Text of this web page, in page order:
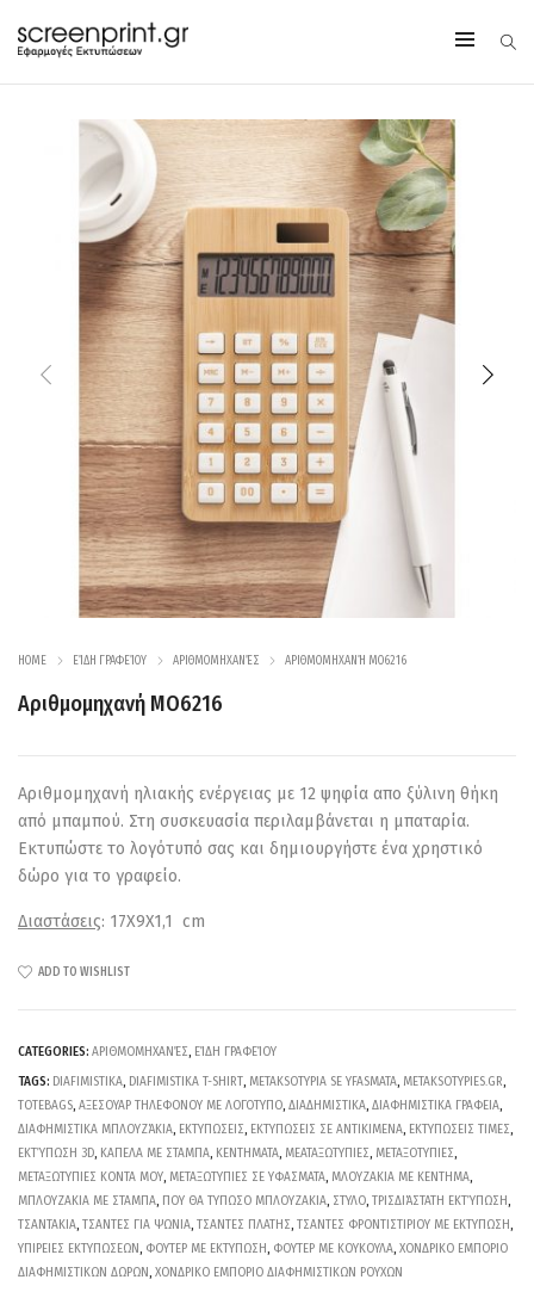
HOME ΕΊΔΗ ΓΡΑΦΕΊΟΥ ΑΡΙΘΜΟΜΗΧΑΝΈΣ ΑΡΙΘΜΟΜΗΧΑΝΉ MO6216
Αριθμομηχανή MO6216
Αριθμομηχανή ηλιακής ενέργειας με 12 ψηφία απο ξύλινη θήκη
από μπαμπού. Στη συσκευασία περιλαμβάνεται η μπαταρία.
Εκτυπώστε το λογότυπό σας και δημιουργήστε ένα χρηστικό
δώρο για το γραφείο.
Διαστάσεις: 17X9X1,1 cm
ADD TO WISHLIST
CATEGORIES: ΑΡΙΘΜΟΜΗΧΑΝΈΣ, ΕΊΔΗ ΓΡΑΦΕΊΟΥ
TAGS: DIAFIMISTIKA, DIAFIMISTIKA T-SHIRT, METAKSOTYPIA SE YFASMATA, METAKSOTYPIES.GR,
TOTEBAGS, ΑΞΕΣΟΥΑΡ ΤΗΛΕΦΟΝΟΥ ΜΕ ΛΟΓΟΤΥΠΟ, ΔΙΑΔΗΜΙΣΤΙΚΑ, ΔΙΑΦΗΜΙΣΤΙΚΑ ΓΡΑΦΕΙΑ,
ΔΙΑΦΗΜΙΣΤΙΚΑ ΜΠΛΟΥΖΆΚΙΑ, ΕΚΤΥΠΩΣΕΙΣ, ΕΚΤΥΠΩΣΕΙΣ ΣΕ ΑΝΤΙΚΙΜΕΝΑ, ΕΚΤΥΠΩΣΕΙΣ ΤΙΜΕΣ,
ΕΚΤΎΠΩΣΗ 3D, ΚΑΠΕΛΑ ΜΕ ΣΤΑΜΠΑ, ΚΕΝΤΗΜΑΤΑ, ΜΕΑΤΑΞΩΤΥΠΙΕΣ, ΜΕΤΑΞΟΤΥΠΙΕΣ,
ΜΕΤΑΞΩΤΥΠΙΕΣ ΚΟΝΤΑ ΜΟΥ, ΜΕΤΑΞΩΤΥΠΙΕΣ ΣΕ ΥΦΑΣΜΑΤΑ, ΜΛΟΥΖΑΚΙΑ ΜΕ ΚΕΝΤΗΜΑ,
ΜΠΛΟΥΖΑΚΙΑ ΜΕ ΣΤΑΜΠΑ, ΠΟΥ ΘΑ ΤΥΠΩΣΟ ΜΠΛΟΥΖΑΚΙΑ, ΣΤΥΛΟ, ΤΡΙΣΔΙΆΣΤΑΤΗ ΕΚΤΎΠΩΣΗ,
ΤΣΑΝΤΑΚΙΑ, ΤΣΑΝΤΕΣ ΓΙΑ ΨΩΝΙΑ, ΤΣΑΝΤΕΣ ΠΛΑΤΗΣ, ΤΣΑΝΤΕΣ ΦΡΟΝΤΙΣΤΙΡΙΟΥ ΜΕ ΕΚΤΥΠΩΣΗ,
ΥΠΙΡΕΙΕΣ ΕΚΤΥΠΩΣΕΩΝ, ΦΟΥΤΕΡ ΜΕ ΕΚΤΥΠΩΣΗ, ΦΟΥΤΕΡ ΜΕ ΚΟΥΚΟΥΛΑ, ΧΟΝΔΡΙΚΟ ΕΜΠΟΡΙΟ
ΔΙΑΦΗΜΙΣΤΙΚΩΝ ΔΩΡΩΝ, ΧΟΝΔΡΙΚΟ ΕΜΠΟΡΙΟ ΔΙΑΦΗΜΙΣΤΙΚΩΝ ΡΟΥΧΩΝ